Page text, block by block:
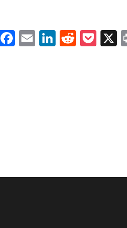
WhatsApp
Facebook
EmailLinkedIn
Reddit X